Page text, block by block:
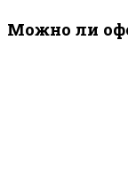
Можно ли